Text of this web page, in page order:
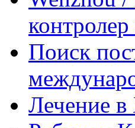
Поиск
Лечение